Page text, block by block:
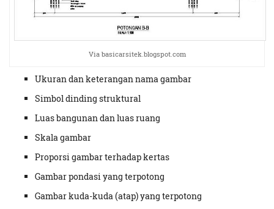
Via basicarsitek.blogspot.com
Ukuran dan keterangan nama gambar
Simbol dinding struktural
Luas bangunan dan luas ruang
Skala gambar
Proporsi gambar terhadap kertas
Gambar pondasi yang terpotong
Gambar kuda-kuda (atap) yang terpotong